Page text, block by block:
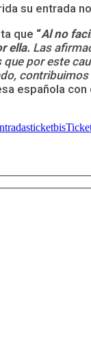
su entrada
que “Al no
ella. Las
por este
española
ticketbis